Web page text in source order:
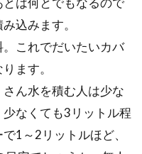
込みます。
これでだいたいカバ
ます。
ん水を積む人は少な
なくても3リットル程
1～2リットルほど、